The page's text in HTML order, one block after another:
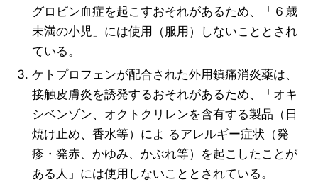
グロビン血症を起こすおそれがあるため、「６歳
未満の小児」には使用（服用）しないこととされ
ている。
ケトプロフェンが配合された外用鎮痛消炎薬は、
接触皮膚炎を誘発するおそれがあるため、「オキ
シベンゾン、オクトクリレンを含有する製品（日
焼け止め、香水等）によ るアレルギー症状（発
疹・発赤、かゆみ、かぶれ等）を起こしたことが
ある人」には使用しないこととされている。